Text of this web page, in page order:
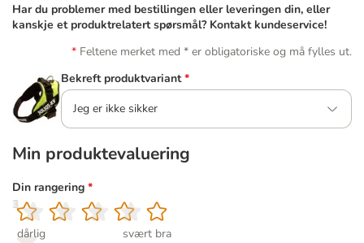
Har du problemer med bestillingen eller leveringen din, eller
kanskje et produktrelatert spørsmål? Kontakt kundeservice!
Feltene merket med * er obligatoriske og må fylles ut.
Bekreft produktvariant *
Jeg er ikke sikker
Min produktevaluering
Din rangering *
1
dårlig
2
3
4
5
svært bra